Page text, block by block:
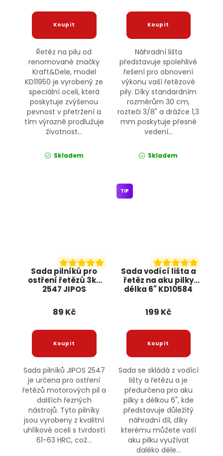
Řetěz na pilu od
renomované značky
Kraft&Dele, model
KD11950 je vyrobený ze
speciální oceli, která
poskytuje zvýšenou
pevnost v přetržení a
tím výrazně prodlužuje
životnost...
Skladem
Náhradní lišta
představuje spolehlivé
řešení pro obnovení
výkonu vaší řetězové
pily. Díky standardním
rozměrům 30 cm,
rozteči 3/8" a drážce 1,3
mm poskytuje přesné
vedení...
Skladem
Sada pilníků pro
ostření řetězů 3ks
2547 JIPOS
89 Kč
Sada pilníků JIPOS 2547
je určena pro ostření
řetězů motorových pil a
dalších řezných
nástrojů. Tyto pilníky
jsou vyrobeny z kvalitní
uhlíkové oceli s tvrdostí
61-63 HRC, což...
Sada vodící lišta a
řetěz na aku pilky
délka 6" KD10584
TIP
199 Kč
Sada se skládá z vodící
lišty a řetězu a je
předurčena pro aku
pilky s délkou 6", kde
představuje důležitý
náhradní díl, díky
kterému můžete vaší
aku pilku využívat
daléko déle...